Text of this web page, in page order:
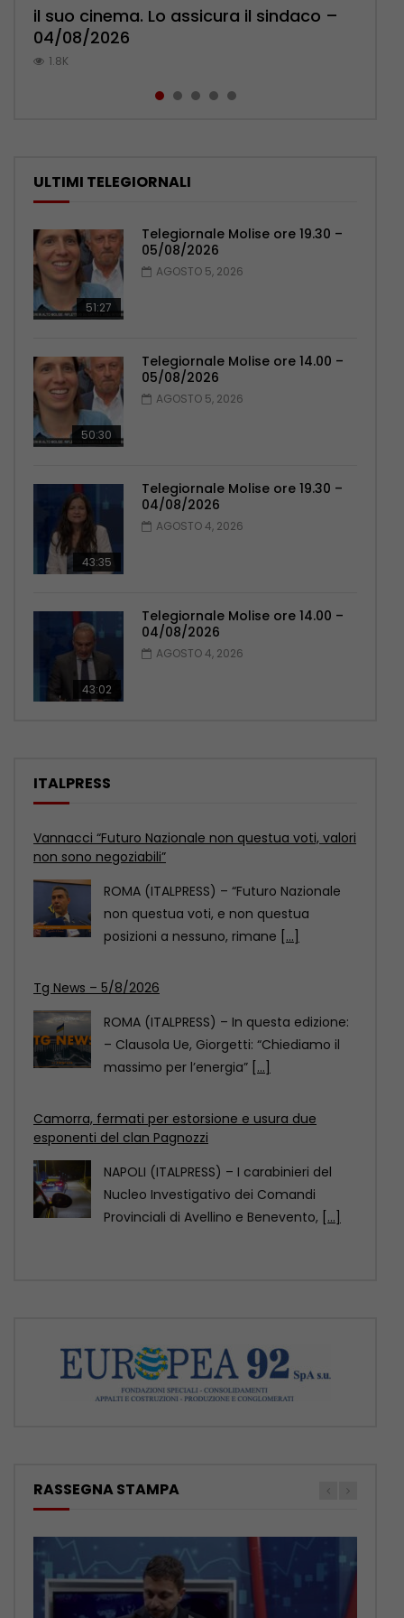
il suo cinema. Lo assicura il sindaco –
04/08/2026
1.8K
Pensionati: più relazioni e servizi di
prossimità – 04/08/2026
1K
Polizia: impegno nel rafforzare organici
– 05/08/2026
0.9K
Mercato in fermento, abbonamenti
verso quota 2mila – 03/08/2026
769
palpeggiate al vecchio Romagnoli –
05/08/2026
718
ULTIMI TELEGIORNALI
51:27
Telegiornale Molise ore 19.30 –
05/08/2026
AGOSTO 5, 2026
50:30
Telegiornale Molise ore 14.00 –
05/08/2026
AGOSTO 5, 2026
43:35
Telegiornale Molise ore 19.30 –
04/08/2026
AGOSTO 4, 2026
43:02
Telegiornale Molise ore 14.00 –
04/08/2026
AGOSTO 4, 2026
ITALPRESS
Tg News – 5/8/2026
– Clausola Ue, Giorgetti: “Chiediamo il
massimo per l’energia”[...]
esponenti del clan Pagnozzi
NAPOLI (ITALPRESS) – I carabinieri del
Nucleo Investigativo dei Comandi
Provinciali di Avellino e Benevento,
Vannacci “Futuro Nazionale non questua voti, valori
non sono negoziabili”
ROMA (ITALPRESS) – “Futuro Nazionale
non questua voti, e non questua
posizioni a nessuno, rimane[...]
RASSEGNA STAMPA